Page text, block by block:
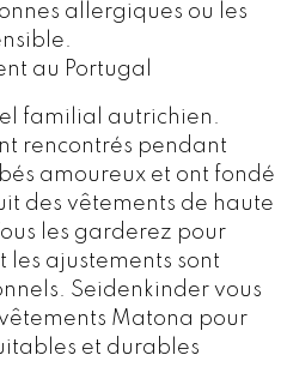
0
.
allergiques ou les
au Portugal
familial autrichien.
rencontrés pendant
amoureux et ont fondé
des vêtements de haute
les garderez pour
les ajustements sont
Seidenkinder vous
Matona pour
et durables